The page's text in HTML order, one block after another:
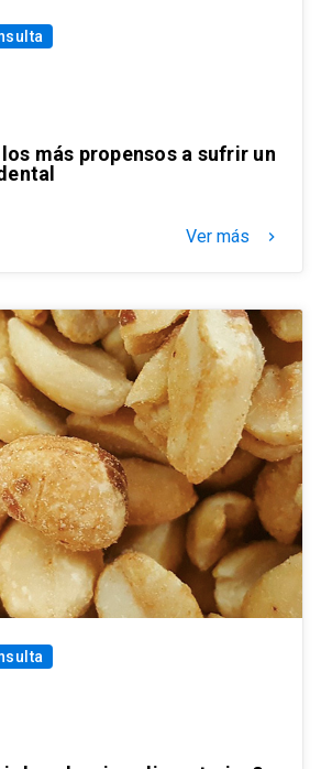
más propensos a sufrir un
Ver más keyboard_arrow_right